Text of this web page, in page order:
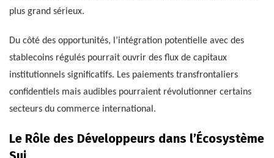
plus grand sérieux.
Du côté des opportunités, l’intégration potentielle avec des
stablecoins régulés pourrait ouvrir des flux de capitaux
institutionnels significatifs. Les paiements transfrontaliers
confidentiels mais audibles pourraient révolutionner certains
secteurs du commerce international.
Le Rôle des Développeurs dans l’Écosystème